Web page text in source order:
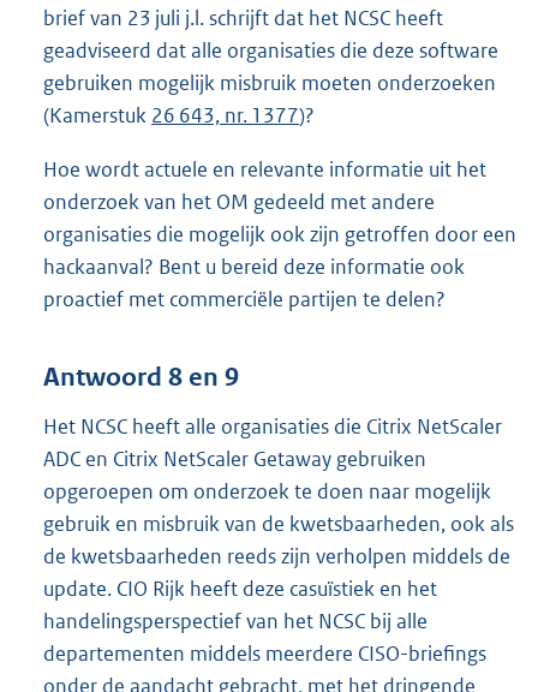
brief van 23 juli j.l. schrijft dat het NCSC heeft
geadviseerd dat alle organisaties die deze software
gebruiken mogelijk misbruik moeten onderzoeken
(Kamerstuk 26 643, nr. 1377)?
Hoe wordt actuele en relevante informatie uit het
onderzoek van het OM gedeeld met andere
organisaties die mogelijk ook zijn getroffen door een
hackaanval? Bent u bereid deze informatie ook
proactief met commerciële partijen te delen?
Antwoord 8 en 9
Het NCSC heeft alle organisaties die Citrix NetScaler
ADC en Citrix NetScaler Getaway gebruiken
opgeroepen om onderzoek te doen naar mogelijk
gebruik en misbruik van de kwetsbaarheden, ook als
de kwetsbaarheden reeds zijn verholpen middels de
update. CIO Rijk heeft deze casuïstiek en het
handelingsperspectief van het NCSC bij alle
departementen middels meerdere CISO-briefings
onder de aandacht gebracht, met het dringende